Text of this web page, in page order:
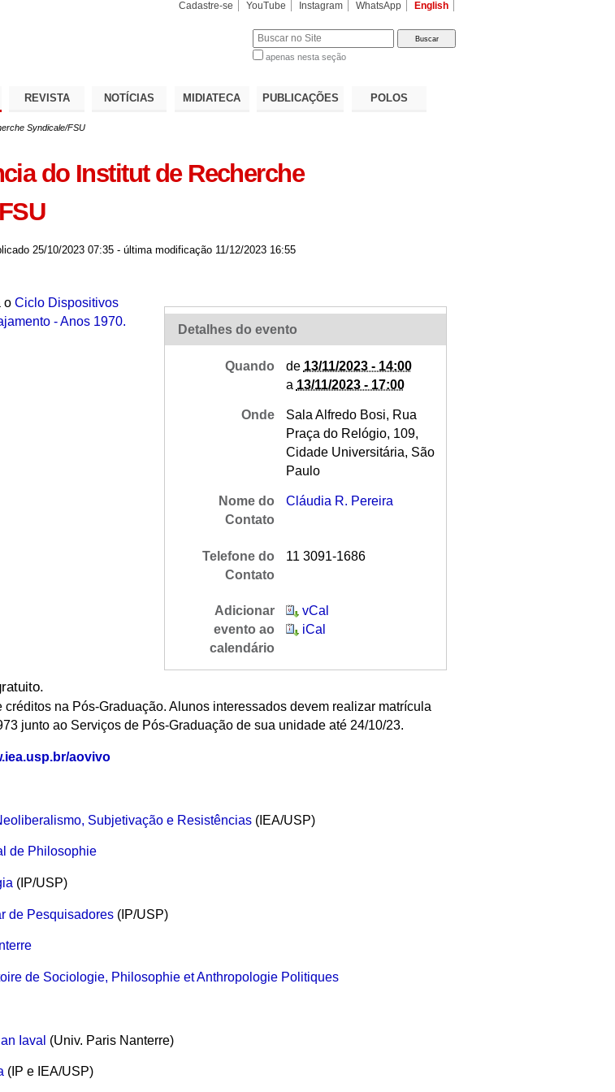
Cadastre-se YouTube Instagram WhatsApp English
apenas nesta seção
REVISTA NOTÍCIAS MIDIATECA PUBLICAÇÕES POLOS
Syndicale/FSU
do Institut de Recherche
25/10/2023 07:35 - última modificação11/12/2023 16:55
Detalhes do evento
Quando de 13/11/2023 - 14:00
a 13/11/2023 - 17:00
Onde
Sala Alfredo Bosi, Rua
Praça do Relógio, 109,
Cidade Universitária, São
Paulo
Nome do
Contato
Cláudia R. Pereira
Telefone do
Contato
11 3091-1686
Adicionar
evento ao
calendário
vCal
iCal
o Ciclo Dispositivos
- Anos 1970.
créditos na Pós-Graduação. Alunos interessados devem realizar matrícula
junto ao Serviços de Pós-Graduação de sua unidade até 24/10/23.
aovivo
Subjetivação e Resistências(IEA/USP)
de Philosophie
(IP/USP)
de Pesquisadores(IP/USP)
de Sociologie, Philosophie et Anthropologie Politiques
Iaval (Univ. Paris Nanterre)
(IP e IEA/USP)